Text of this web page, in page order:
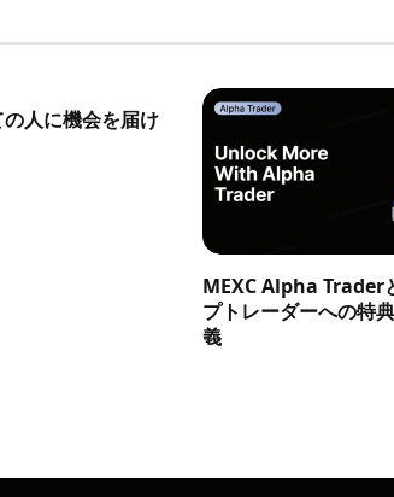
人に機会を届け
MEXC Alpha Trader
プトレーダーへの特
義